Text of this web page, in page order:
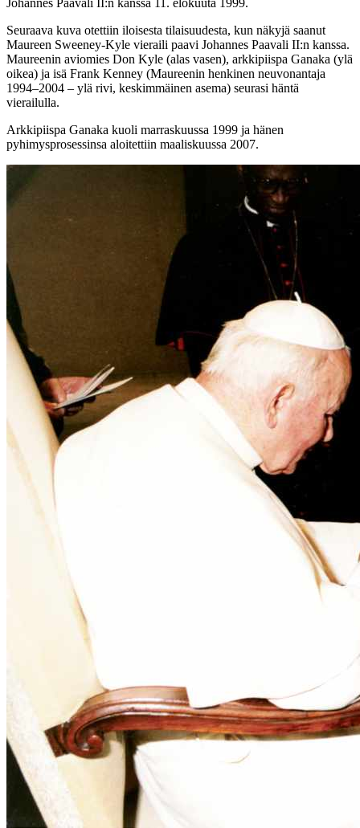
Johannes Paavali II:n kanssa 11. elokuuta 1999.
Seuraava kuva otettiin iloisesta tilaisuudesta, kun näkyjä saanut
Maureen Sweeney-Kyle vieraili paavi Johannes Paavali II:n kanssa.
Maureenin aviomies Don Kyle (alas vasen), arkkipiispa Ganaka (ylä
oikea) ja isä Frank Kenney (Maureenin henkinen neuvonantaja
1994–2004 – ylä rivi, keskimmäinen asema) seurasi häntä
vierailulla.
Arkkipiispa Ganaka kuoli marraskuussa 1999 ja hänen
pyhimysprosessinsa aloitettiin maaliskuussa 2007.